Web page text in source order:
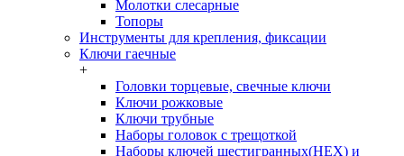
Молотки слесарные
Топоры
Инструменты для крепления, фиксации
Ключи гаечные
+
Головки торцевые, свечные ключи
Ключи рожковые
Ключи трубные
Наборы головок c трещоткой
Наборы ключей шестигранных(HEX) и